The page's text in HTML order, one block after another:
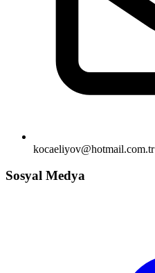
kocaeliyov@hotmail.com.tr
Sosyal Medya